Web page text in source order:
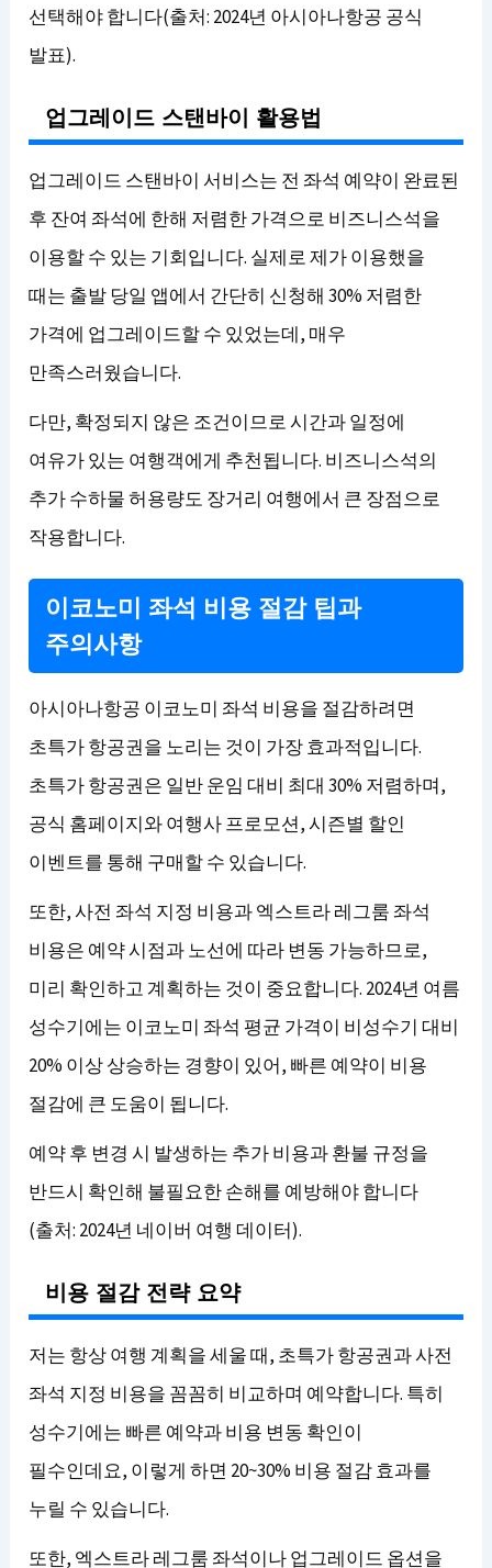
선택해야 합니다(출처: 2024년 아시아나항공 공식
발표).
업그레이드 스탠바이 활용법
업그레이드 스탠바이 서비스는 전 좌석 예약이 완료된
후 잔여 좌석에 한해 저렴한 가격으로 비즈니스석을
이용할 수 있는 기회입니다. 실제로 제가 이용했을
때는 출발 당일 앱에서 간단히 신청해 30% 저렴한
가격에 업그레이드할 수 있었는데, 매우
만족스러웠습니다.
다만, 확정되지 않은 조건이므로 시간과 일정에
여유가 있는 여행객에게 추천됩니다. 비즈니스석의
추가 수하물 허용량도 장거리 여행에서 큰 장점으로
작용합니다.
이코노미 좌석 비용 절감 팁과
주의사항
아시아나항공 이코노미 좌석 비용을 절감하려면
초특가 항공권을 노리는 것이 가장 효과적입니다.
초특가 항공권은 일반 운임 대비 최대 30% 저렴하며,
공식 홈페이지와 여행사 프로모션, 시즌별 할인
이벤트를 통해 구매할 수 있습니다.
또한, 사전 좌석 지정 비용과 엑스트라 레그룸 좌석
비용은 예약 시점과 노선에 따라 변동 가능하므로,
미리 확인하고 계획하는 것이 중요합니다. 2024년 여름
성수기에는 이코노미 좌석 평균 가격이 비성수기 대비
20% 이상 상승하는 경향이 있어, 빠른 예약이 비용
절감에 큰 도움이 됩니다.
예약 후 변경 시 발생하는 추가 비용과 환불 규정을
반드시 확인해 불필요한 손해를 예방해야 합니다
(출처: 2024년 네이버 여행 데이터).
비용 절감 전략 요약
저는 항상 여행 계획을 세울 때, 초특가 항공권과 사전
좌석 지정 비용을 꼼꼼히 비교하며 예약합니다. 특히
성수기에는 빠른 예약과 비용 변동 확인이
필수인데요, 이렇게 하면 20~30% 비용 절감 효과를
누릴 수 있습니다.
또한, 엑스트라 레그룸 좌석이나 업그레이드 옵션을